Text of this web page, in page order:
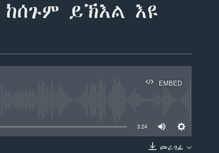
ይኽእል እዩ
EMBED
3:24
መራገፊ